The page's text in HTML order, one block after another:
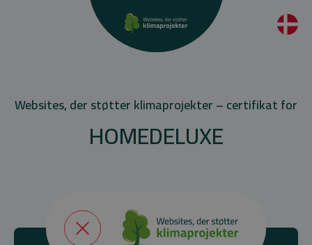
Websites, der støtter klimaprojekter – certifikat for
HOMEDELUXE